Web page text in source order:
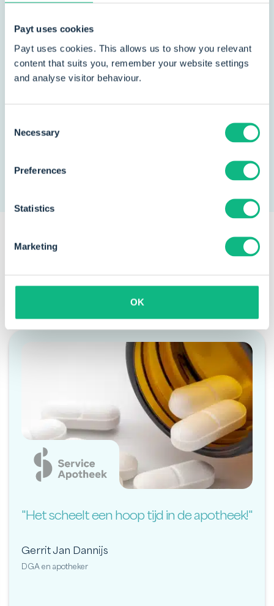
Payt uses cookies
Payt uses cookies. This allows us to show you relevant
content that suits you, remember your website settings
and analyse visitor behaviour.
Selection
Necessary
Preferences
Statistics
Marketing
OK
gewerkt aan innovatieve ICT-oplossingen voor
zorggroepen, (apotheekhoudende) huisartsen,
huisartsenposten, (poli-)apotheken, mantelzorgers
en patiënten.
software helpt CGM zorgprofessionals efficiënter
te werken en de continuïteit van hun primaire
vertrouwen op Payt
"Het scheelt een hoop tijd in de apotheek!"
Gerrit Jan Dannijs
DGA en apotheker